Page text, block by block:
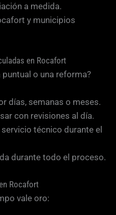
a medida.
y municipios
en Rocafort
o una reforma?
días, semanas o meses.
con revisiones al día.
técnico durante el
durante todo el proceso.
Rocafort
vale oro: